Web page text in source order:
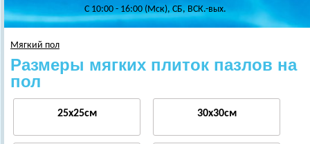
C 10:00 - 16:00 (Мск), СБ, ВСК.-вых.
Мягкий пол
Размеры мягких плиток пазлов на
пол
25x25см 30x30см